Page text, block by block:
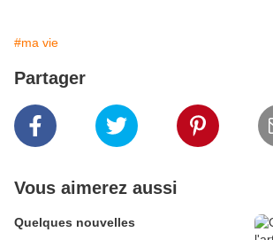
#ma vie
Partager
Vous aimerez aussi
Quelques nouvelles